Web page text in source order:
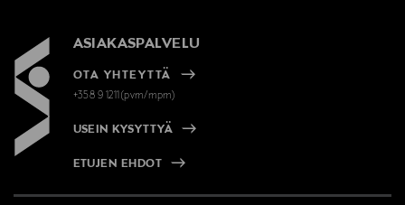
ASIAKASPALVELU
OTA YHTEYTTÄ
+358 9 1211(pvm/mpm)
USEIN KYSYTTYÄ
ETUJEN EHDOT